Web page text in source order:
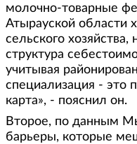
молочно-товарные
Атырауской области
сельского
структура
учитывая
специализация - это
карта», - пояснил он.
Второе, по данным
барьеры, которые